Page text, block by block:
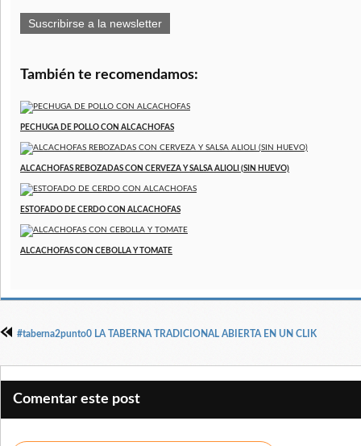
Suscribirse a la newsletter
También te recomendamos:
PECHUGA DE POLLO CON ALCACHOFAS
ALCACHOFAS REBOZADAS CON CERVEZA Y SALSA ALIOLI (SIN HUEVO)
ESTOFADO DE CERDO CON ALCACHOFAS
ALCACHOFAS CON CEBOLLA Y TOMATE
#taberna2punto0 LA TABERNA TRADICIONAL ABIERTA EN UN CLIK
Comentar este post